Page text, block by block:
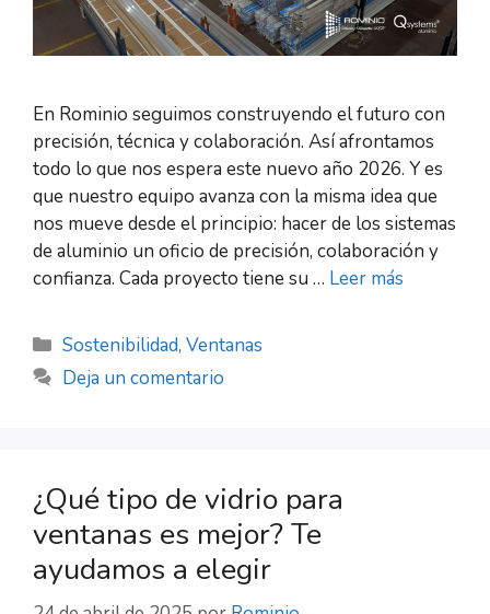
En Rominio seguimos construyendo el futuro con
precisión, técnica y colaboración. Así afrontamos
todo lo que nos espera este nuevo año 2026. Y es
que nuestro equipo avanza con la misma idea que
nos mueve desde el principio: hacer de los sistemas
de aluminio un oficio de precisión, colaboración y
confianza. Cada proyecto tiene su … Leer más
Sostenibilidad,Ventanas
Deja un comentario
¿Qué tipo de vidrio para
ventanas es mejor? Te
ayudamos a elegir